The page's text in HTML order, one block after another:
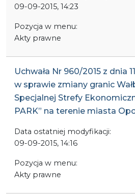
09-09-2015, 14:23
Pozycja w menu:
Akty prawne
Uchwała Nr 960/2015 z dnia
w sprawie zmiany granic
Specjalnej Strefy
PARK” na terenie miasta
Data ostatniej modyfikacji:
09-09-2015, 14:16
Pozycja w menu:
Akty prawne